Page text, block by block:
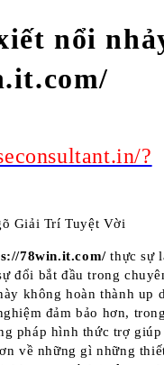
nổi
?
78win.it.com/thực sự
đổi bắt đầu trong
không hoàn thành up
đảm bảo hơn,
pháp hình thức trợ giúp
về những gì những